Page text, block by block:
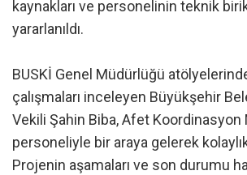
kaynakları ve personelinin teknik
yararlanıldı.
BUSKİ Genel Müdürlüğü
çalışmaları inceleyen Büyükşehir
Vekili Şahin Biba, Afet Koordinasyon
personeliyle bir araya gelerek
Projenin aşamaları ve son durumu